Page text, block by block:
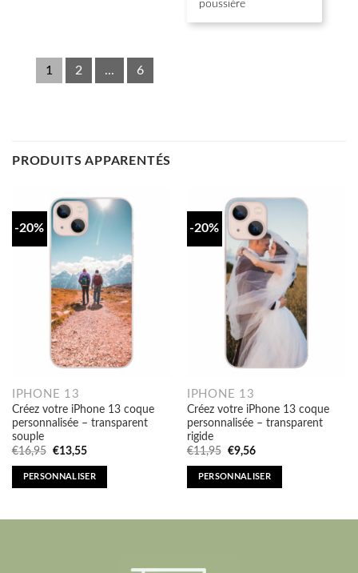
poussière
1 2 ... 6
PRODUITS APPARENTÉS
-20%
IPHONE 13
Créez votre iPhone 13 coque
personnalisée – transparent
souple
€16,95 Original
was:
€16,95.
€13,55Current
is:
€13,55.
PERSONNALISER
-20%
IPHONE 13
Créez votre iPhone 13 coque
personnalisée – transparent
rigide
€11,95 Original
was:
€11,95.
€9,56Current
is:
€9,56.
PERSONNALISER